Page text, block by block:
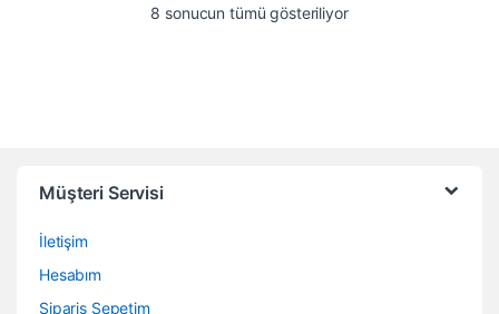
8 sonucun tümü gösteriliyorEn çok oy alana göre
Müşteri Servisi
İletişim
Hesabım
Sipariş Sepetim